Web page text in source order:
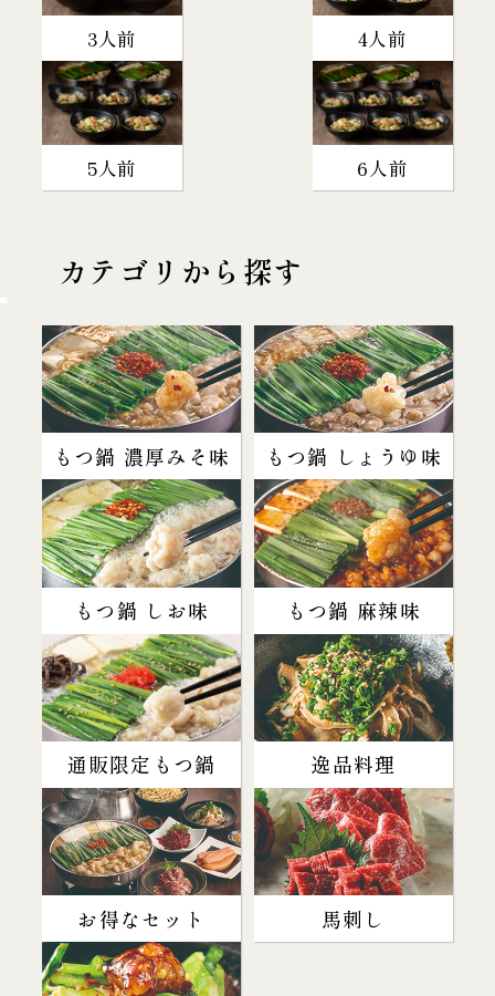
3人前 4人前
5人前 6人前
カテゴリから探す
もつ鍋 濃厚みそ味 もつ鍋 しょうゆ味
もつ鍋 しお味 もつ鍋 麻辣味
通販限定もつ鍋 逸品料理
お得なセット 馬刺し